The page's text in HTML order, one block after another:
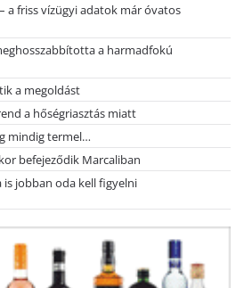
a friss vízügyi adatok már óvatos
a harmadfokú
a megoldást
a hőségriasztás miatt
mindig termel…
befejeződik Marcaliban
is jobban oda kell figyelni